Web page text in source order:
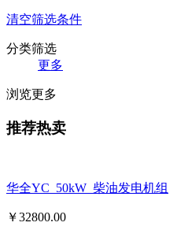
清空筛选条件
分类筛选
更多
浏览更多
推荐热卖
华全YC_50kW_柴油发电机组
￥32800.00